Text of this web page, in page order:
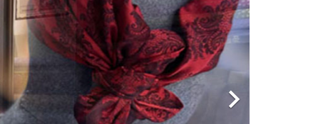
